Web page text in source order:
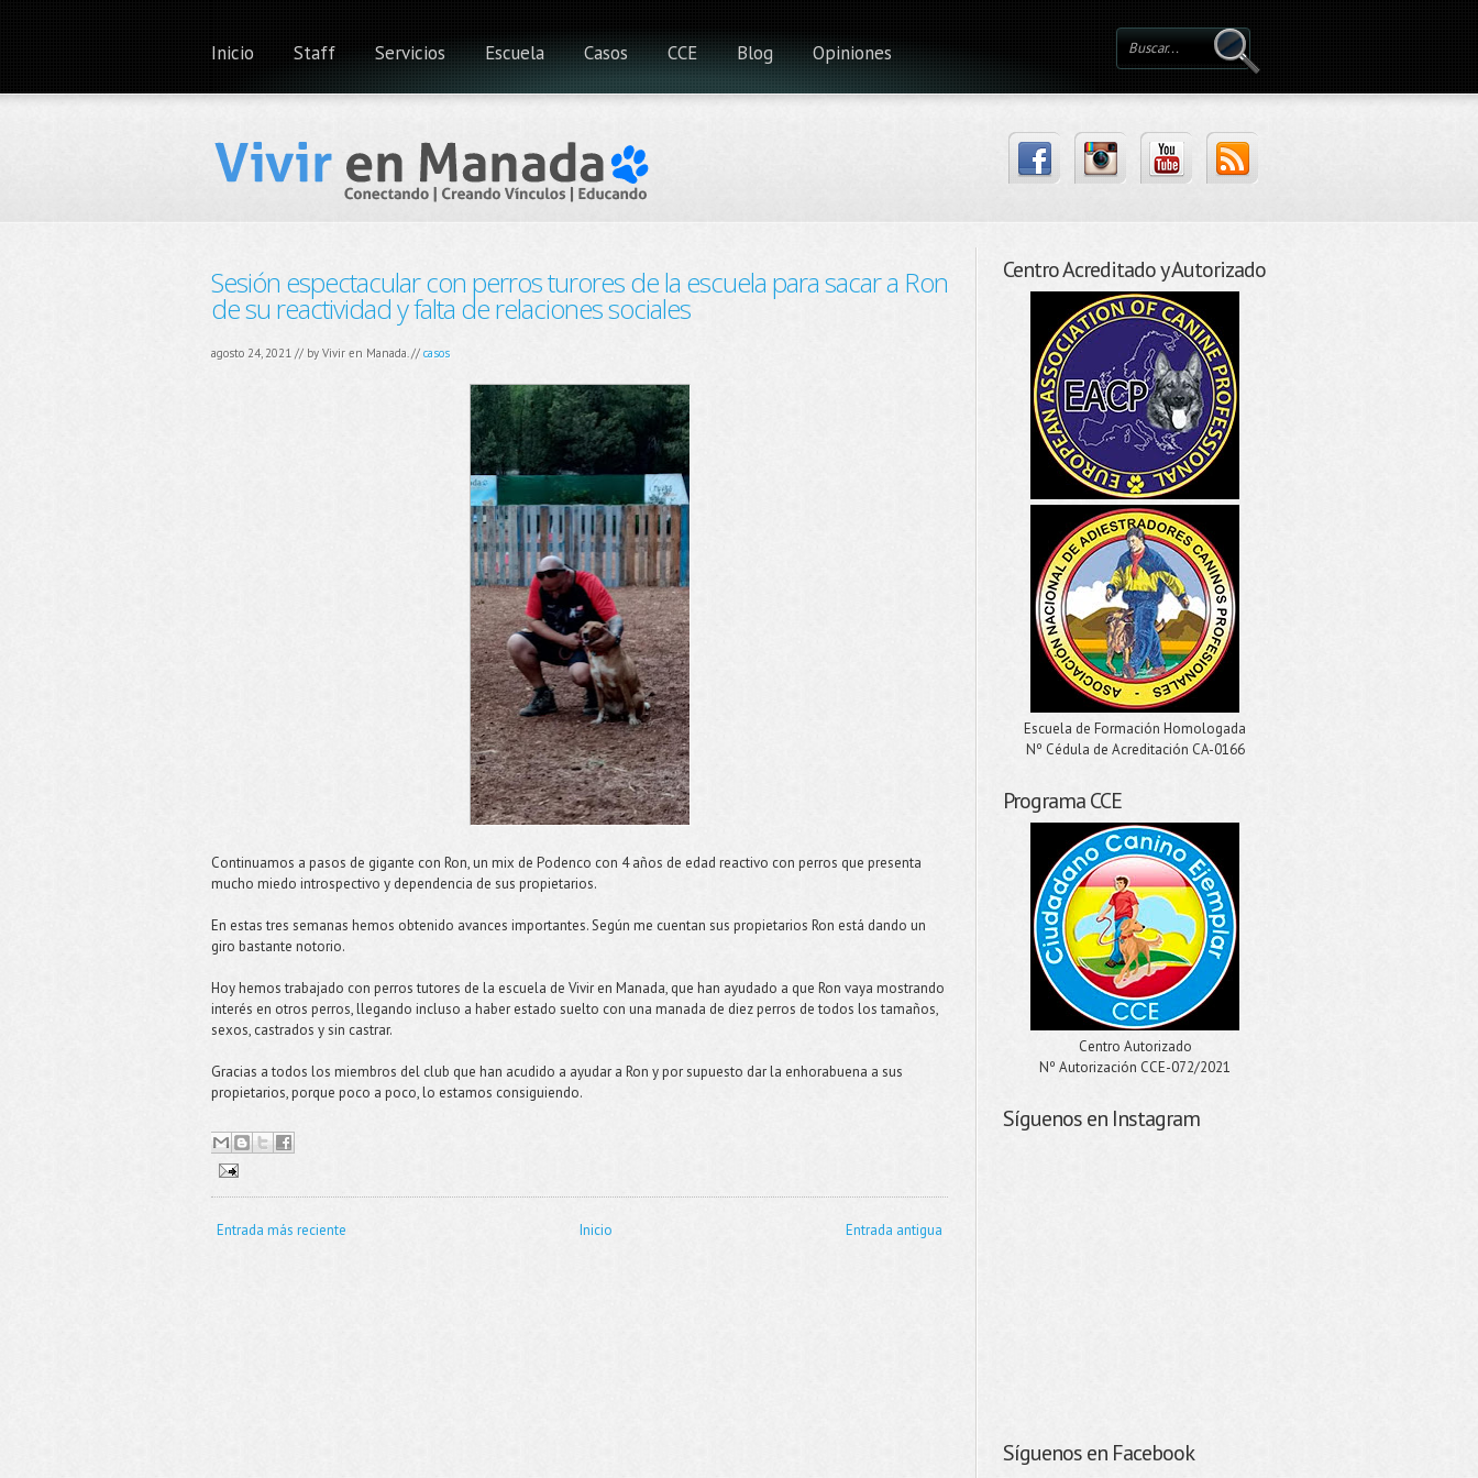
Inicio Staff Servicios Escuela Casos CCE Blog Opiniones
Sesión espectacular con perros turores de la escuela para sacar a Ron
de su reactividad y falta de relaciones sociales
agosto 24, 2021 // by Vivir en Manada.// casos
Continuamos a pasos de gigante con Ron, un mix de Podenco con 4 años de edad reactivo con perros que presenta
mucho miedo introspectivo y dependencia de sus propietarios.
En estas tres semanas hemos obtenido avances importantes. Según me cuentan sus propietarios Ron está dando un
giro bastante notorio.
Hoy hemos trabajado con perros tutores de la escuela de Vivir en Manada, que han ayudado a que Ron vaya mostrando
interés en otros perros, llegando incluso a haber estado suelto con una manada de diez perros de todos los tamaños,
sexos, castrados y sin castrar.
Gracias a todos los miembros del club que han acudido a ayudar a Ron y por supuesto dar la enhorabuena a sus
propietarios, porque poco a poco, lo estamos consiguiendo.
Entrada más reciente Entrada antigua
Inicio
Centro Acreditado y Autorizado
Escuela de Formación Homologada
Nº Cédula de Acreditación CA-0166
Programa CCE
Centro Autorizado
Nº Autorización CCE-072/2021
Síguenos en Instagram
Síguenos en Facebook